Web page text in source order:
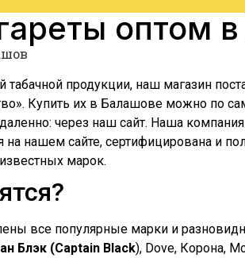
оптом в
табачной продукции, наш магазин
Купить их в Балашове можно по
через наш сайт. Наша
на нашем сайте, сертифицирована и
марок.
все популярные марки и
Блэк (Captain Black), Dove, Корона,